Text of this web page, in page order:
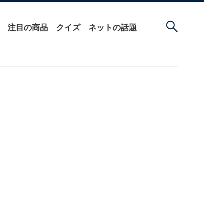
注目の商品 クイズ ネットの話題